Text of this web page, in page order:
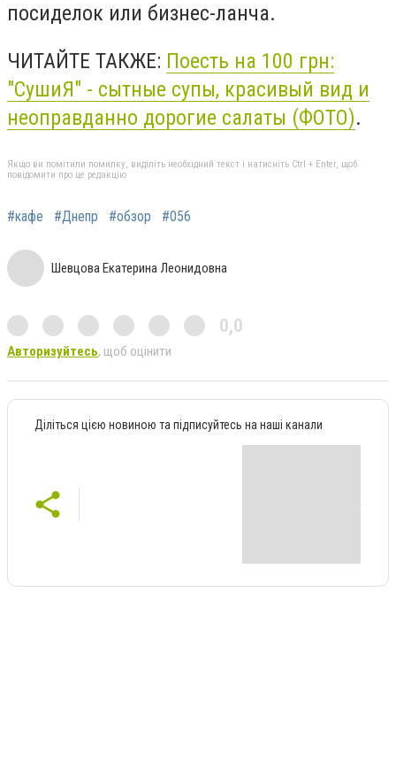
посиделок или бизнес-ланча.
ЧИТАЙТЕ ТАКЖЕ: Поесть на 100 грн:
"СушиЯ" - сытные супы, красивый вид и
неоправданно дорогие салаты (ФОТО).
Якщо ви помітили помилку, виділіть необхідний текст і натисніть Ctrl + Enter, щоб
повідомити про це редакцію
#кафе #Днепр #обзор #056
Шевцова Екатерина Леонидовна
0,0
Авторизуйтесь, щоб оцінити
Діліться цією новиною та підписуйтесь на наші канали